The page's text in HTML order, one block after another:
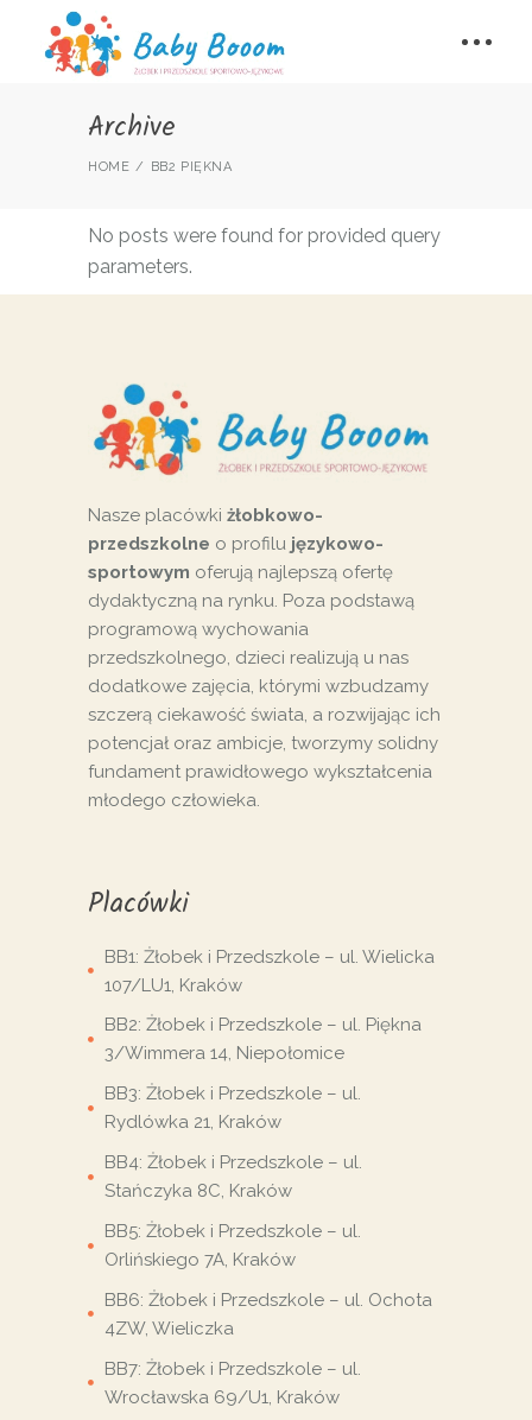
Archive
HOME BB2 PIĘKNA
No posts were found for provided query
parameters.
Nasze placówki żłobkowo-
przedszkolne o profilu językowo-
sportowym oferują najlepszą ofertę
dydaktyczną na rynku. Poza podstawą
programową wychowania
przedszkolnego, dzieci realizują u nas
dodatkowe zajęcia, którymi wzbudzamy
szczerą ciekawość świata, a rozwijając ich
potencjał oraz ambicje, tworzymy solidny
fundament prawidłowego wykształcenia
młodego człowieka.
Placówki
BB1: Żłobek i Przedszkole – ul. Wielicka
107/LU1, Kraków
BB2: Żłobek i Przedszkole – ul. Piękna
3/Wimmera 14, Niepołomice
BB3: Żłobek i Przedszkole – ul.
Rydlówka 21, Kraków
BB4: Żłobek i Przedszkole – ul.
Stańczyka 8C, Kraków
BB5: Żłobek i Przedszkole – ul.
Orlińskiego 7A, Kraków
BB6: Żłobek i Przedszkole – ul. Ochota
4ZW, Wieliczka
BB7: Żłobek i Przedszkole – ul.
Wrocławska 69/U1, Kraków